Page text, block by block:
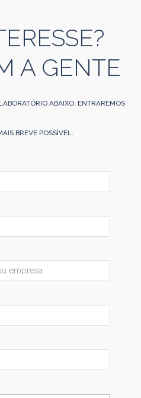
A GENTE
ABAIXO, ENTRAREMOS
BREVE POSSÍVEL.